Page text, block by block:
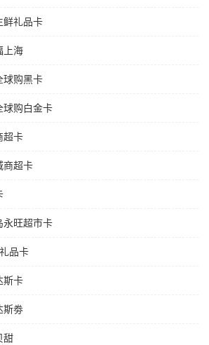
鲜礼品卡
上海
球购黑卡
球购白金卡
超卡
商超卡
永旺超市卡
品卡
斯卡
斯劵
甜